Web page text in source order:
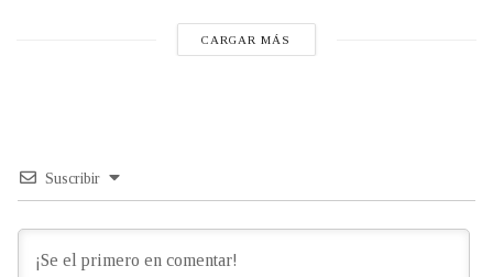
CARGAR MÁS
Suscribir